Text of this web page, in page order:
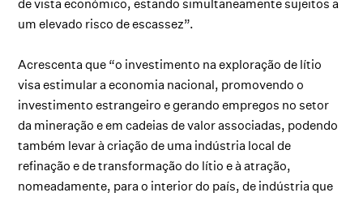
de vista económico, estando simultaneamente sujeitos a
um elevado risco de escassez”.
Acrescenta que “o investimento na exploração de lítio
visa estimular a economia nacional, promovendo o
investimento estrangeiro e gerando empregos no setor
da mineração e em cadeias de valor associadas, podendo
também levar à criação de uma indústria local de
refinação e de transformação do lítio e à atração,
nomeadamente, para o interior do país, de indústria que